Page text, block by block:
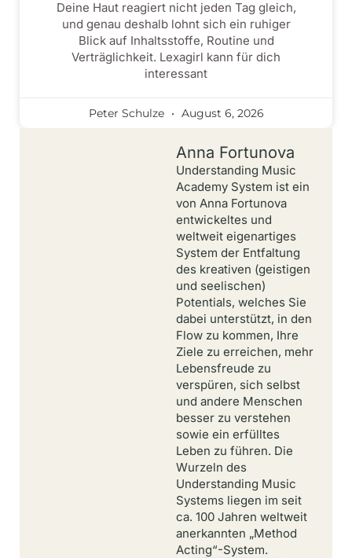
Deine Haut reagiert nicht jeden Tag gleich,
und genau deshalb lohnt sich ein ruhiger
Blick auf Inhaltsstoffe, Routine und
Verträglichkeit. Lexagirl kann für dich
interessant
Peter Schulze August 6, 2026
Anna Fortunova
Understanding Music
Academy System ist ein
von Anna Fortunova
entwickeltes und
weltweit eigenartiges
System der Entfaltung
des kreativen (geistigen
und seelischen)
Potentials, welches Sie
dabei unterstützt, in den
Flow zu kommen, Ihre
Ziele zu erreichen, mehr
Lebensfreude zu
verspüren, sich selbst
und andere Menschen
besser zu verstehen
sowie ein erfülltes
Leben zu führen. Die
Wurzeln des
Understanding Music
Systems liegen im seit
ca. 100 Jahren weltweit
anerkannten „Method
Acting“-System.